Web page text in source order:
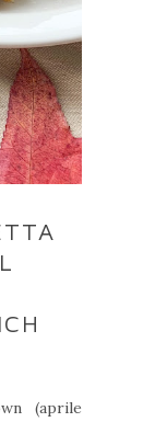
(aprile